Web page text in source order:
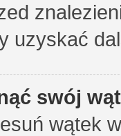
uzyskać
swój
wątek